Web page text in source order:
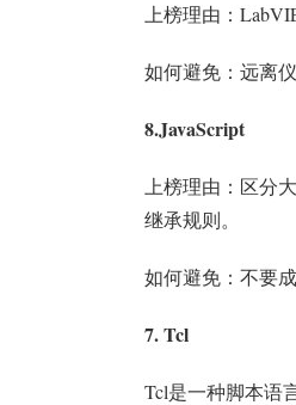
上榜理由：
如何避免：远离
8.JavaScript
上榜理由：区分
继承规则。
如何避免：不要
7. Tcl
Tcl是一种脚本语